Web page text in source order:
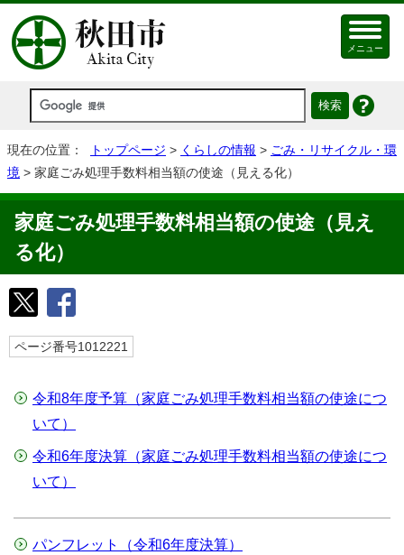
メニュー
現在の位置： トップページ > くらしの情報 > ごみ・リサイクル・環
境 > 家庭ごみ処理手数料相当額の使途（見える化）
家庭ごみ処理手数料相当額の使途（見え
る化）
ページ番号1012221
令和8年度予算（家庭ごみ処理手数料相当額の使途につ
いて）
令和6年度決算（家庭ごみ処理手数料相当額の使途につ
いて）
パンフレット（令和6年度決算）